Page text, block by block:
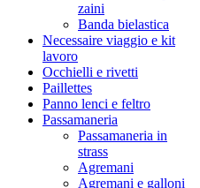
zaini
Banda bielastica
Necessaire viaggio e kit
lavoro
Occhielli e rivetti
Paillettes
Panno lenci e feltro
Passamaneria
Passamaneria in
strass
Agremani
Agremani e galloni